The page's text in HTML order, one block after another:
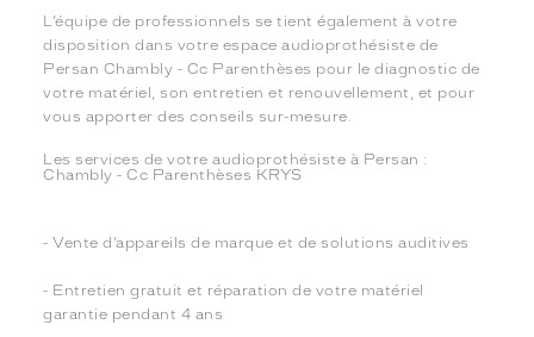
L’équipe de professionnels se tient également à votre
disposition dans votre espace audioprothésiste de
Persan Chambly - Cc Parenthèses pour le diagnostic de
votre matériel, son entretien et renouvellement, et pour
vous apporter des conseils sur-mesure.
Les services de votre audioprothésiste à Persan :
Chambly - Cc Parenthèses KRYS
- Vente d’appareils de marque et de solutions auditives
- Entretien gratuit et réparation de votre matériel
garantie pendant 4 ans